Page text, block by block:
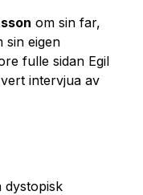
om sin far,
sin eigen
fulle sidan Egil
intervjua av
dystopisk